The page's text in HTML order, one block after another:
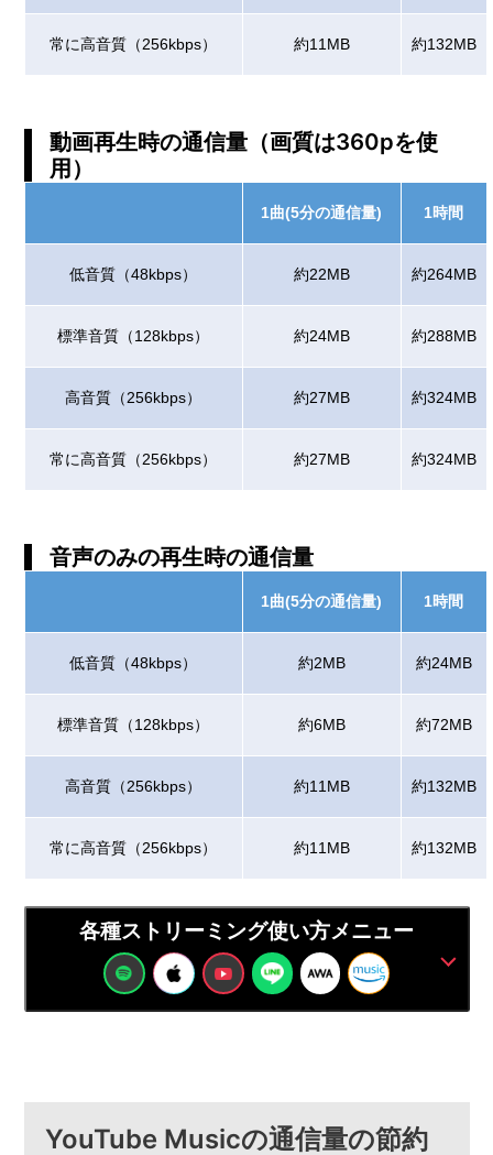
常に高音質（256kbps） 約11MB 約132MB
動画再生時の通信量（画質は360pを使
用）
1曲(5分の通信量) 1時間
低音質（48kbps） 約22MB 約264MB
標準音質（128kbps） 約24MB 約288MB
高音質（256kbps） 約27MB 約324MB
常に高音質（256kbps） 約27MB 約324MB
音声のみの再生時の通信量
1曲(5分の通信量) 1時間
低音質（48kbps） 約2MB 約24MB
標準音質（128kbps） 約6MB 約72MB
高音質（256kbps） 約11MB 約132MB
常に高音質（256kbps） 約11MB 約132MB
各種ストリーミング使い方メニュー
始める？
どれくらい？
オフライン再生
料金プラン一覧
YouTube Musicの通信量の節約